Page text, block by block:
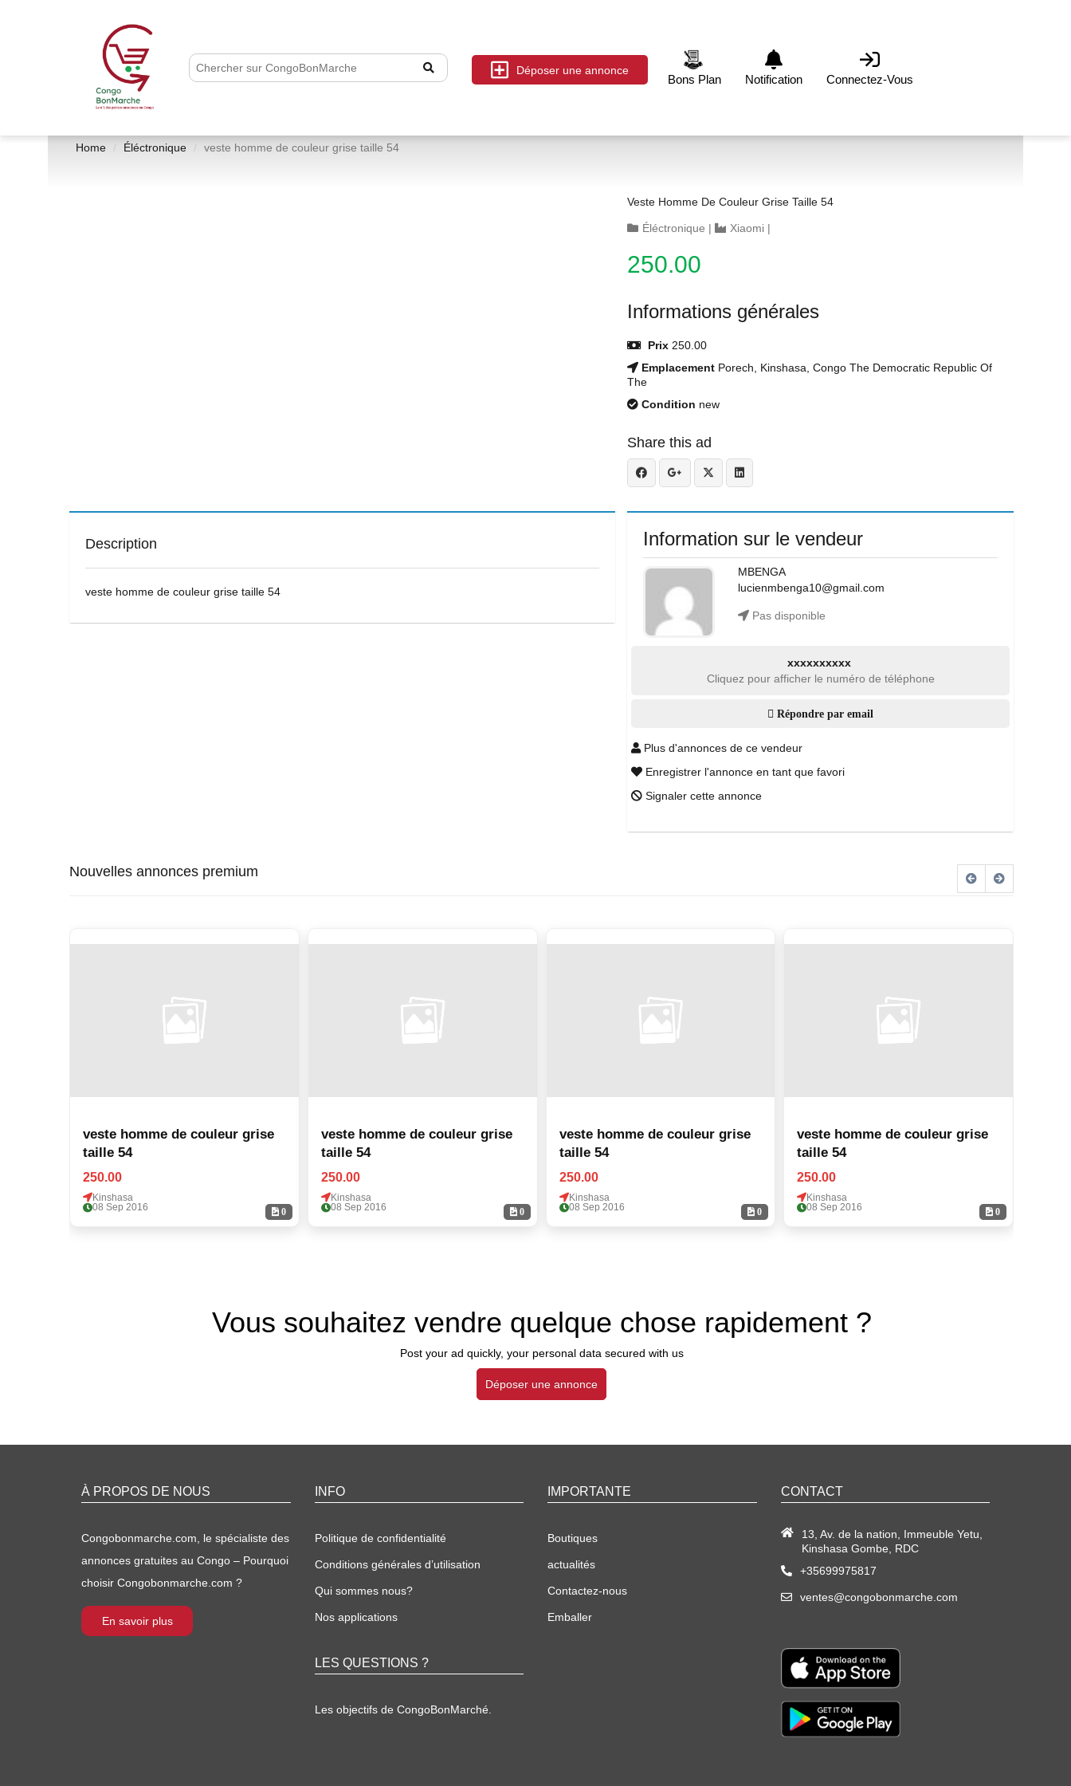
Déposer une annonce
Bons Plan Notification Connectez-Vous
Home Éléctronique veste homme de couleur grise taille 54
Veste Homme De Couleur Grise Taille 54
Éléctronique | Xiaomi |
250.00
Informations générales
Prix 250.00
Emplacement Porech, Kinshasa, Congo The Democratic Republic Of
The
Condition new
Share this ad
Description
veste homme de couleur grise taille 54
Information sur le vendeur
MBENGA
lucienmbenga10@gmail.com
Pas disponible
xxxxxxxxxx
Cliquez pour afficher le numéro de téléphone
Répondre par email
Plus d'annonces de ce vendeur
Enregistrer l'annonce en tant que favori
Signaler cette annonce
Nouvelles annonces premium
0
veste homme de couleur grise
taille 54
250.00
Kinshasa
08 Sep 2016
0
veste homme de couleur grise
taille 54
250.00
Kinshasa
08 Sep 2016
0
veste homme de couleur grise
taille 54
250.00
Kinshasa
08 Sep 2016
0
veste homme de couleur grise
taille 54
250.00
Kinshasa
08 Sep 2016
Vous souhaitez vendre quelque chose rapidement ?
Post your ad quickly, your personal data secured with us
Déposer une annonce
À PROPOS DE NOUS
Congobonmarche.com, le spécialiste des
annonces gratuites au Congo – Pourquoi
choisir Congobonmarche.com ?
En savoir plus
INFO
Politique de confidentialité
Conditions générales d’utilisation
Qui sommes nous?
Nos applications
LES QUESTIONS ?
Les objectifs de CongoBonMarché.
IMPORTANTE
Boutiques
actualités
Contactez-nous
Emballer
CONTACT
13, Av. de la nation, Immeuble Yetu,
Kinshasa Gombe, RDC
+35699975817
ventes@congobonmarche.com